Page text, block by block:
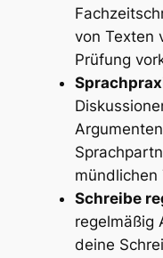
von Texten
Prüfung
mündlichen
Schreibe
regelmäßig
deine